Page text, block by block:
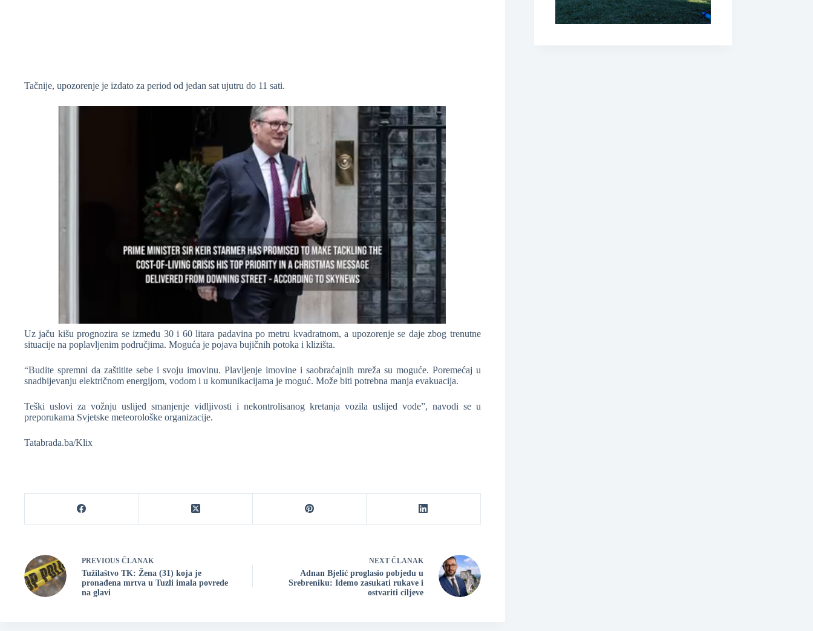
Tačnije, upozorenje je izdato za period od jedan sat ujutru do 11 sati.
Uz jaču kišu prognozira se između 30 i 60 litara padavina po metru kvadratnom, a upozorenje se daje zbog trenutne
situacije na poplavljenim područjima. Moguća je pojava bujičnih potoka i klizišta.
“Budite spremni da zaštitite sebe i svoju imovinu. Plavljenje imovine i saobraćajnih mreža su moguće. Poremećaj u
snadbijevanju električnom energijom, vodom i u komunikacijama je moguć. Može biti potrebna manja evakuacija.
Teški uslovi za vožnju uslijed smanjenje vidljivosti i nekontrolisanog kretanja vozila uslijed vode”, navodi se u
preporukama Svjetske meteorološke organizacije.
Tatabrada.ba/Klix
PREVIOUS ČLANAK
Tužilaštvo TK: Žena (31) koja je
pronađena mrtva u Tuzli imala povrede
na glavi
NEXT ČLANAK
Adnan Bjelić proglasio pobjedu u
Srebreniku: Idemo zasukati rukave i
ostvariti ciljeve